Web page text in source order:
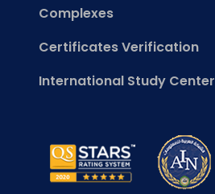
Complexes
Certificates Verification
International Study Center